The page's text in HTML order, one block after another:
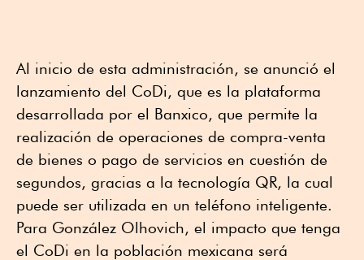
Al inicio de esta administración, se anunció el
lanzamiento del CoDi, que es la plataforma
desarrollada por el Banxico, que permite la
realización de operaciones de compra-venta
de bienes o pago de servicios en cuestión de
segundos, gracias a la tecnología QR, la cual
puede ser utilizada en un teléfono inteligente.
Para González Olhovich, el impacto que tenga
el CoDi en la población mexicana será